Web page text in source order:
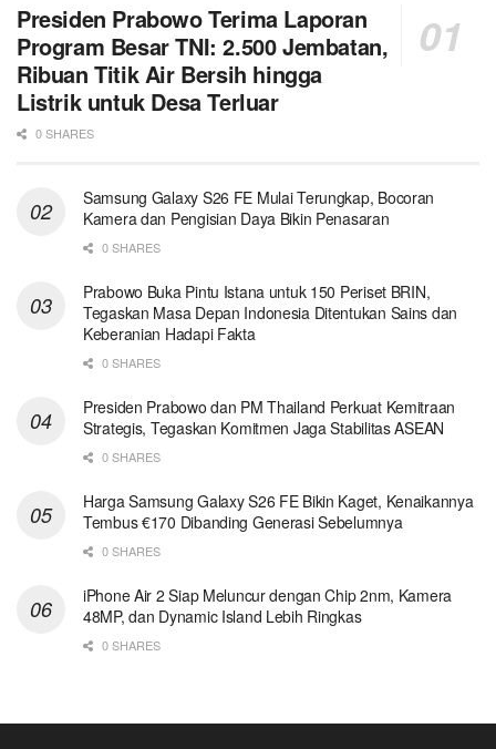
Presiden Prabowo Terima Laporan
Program Besar TNI: 2.500 Jembatan,
Ribuan Titik Air Bersih hingga
Listrik untuk Desa Terluar
0 SHARES
Samsung Galaxy S26 FE Mulai Terungkap, Bocoran
Kamera dan Pengisian Daya Bikin Penasaran
0 SHARES
Prabowo Buka Pintu Istana untuk 150 Periset BRIN,
Tegaskan Masa Depan Indonesia Ditentukan Sains dan
Keberanian Hadapi Fakta
0 SHARES
Presiden Prabowo dan PM Thailand Perkuat Kemitraan
Strategis, Tegaskan Komitmen Jaga Stabilitas ASEAN
0 SHARES
Harga Samsung Galaxy S26 FE Bikin Kaget, Kenaikannya
Tembus €170 Dibanding Generasi Sebelumnya
0 SHARES
iPhone Air 2 Siap Meluncur dengan Chip 2nm, Kamera
48MP, dan Dynamic Island Lebih Ringkas
0 SHARES